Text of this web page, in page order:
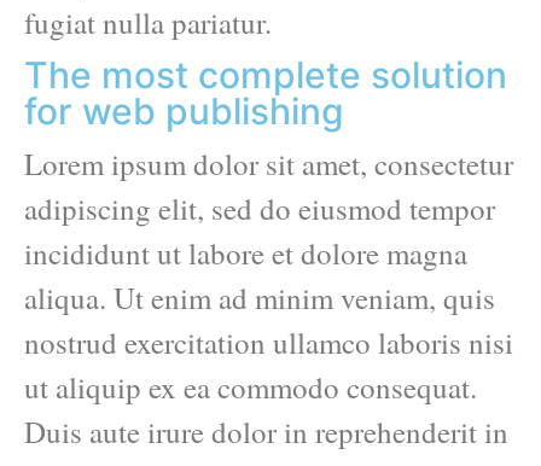
fugiat nulla pariatur.
The most complete solution
for web publishing
Lorem ipsum dolor sit amet, consectetur
adipiscing elit, sed do eiusmod tempor
incididunt ut labore et dolore magna
aliqua. Ut enim ad minim veniam, quis
nostrud exercitation ullamco laboris nisi
ut aliquip ex ea commodo consequat.
Duis aute irure dolor in reprehenderit in